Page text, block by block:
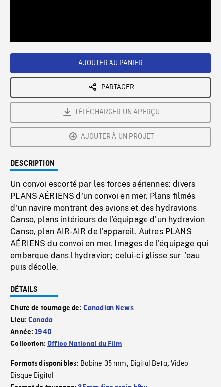
AJOUTER AU PANIER
PARTAGER
TÉLÉCHARGER UN APERÇU
AJOUTER À UN PROJET
DESCRIPTION
Un convoi escorté par les forces aériennes: divers
PLANS AÉRIENS d'un convoi en mer. Plans filmés
d'un navire montrant des avions et des hydravions
Canso, plans intérieurs de l'équipage d'un hydravion
Canso, plan AIR-AIR de l'appareil. Autres PLANS
AÉRIENS du convoi en mer. Images de l'équipage qui
embarque dans l'hydravion; celui-ci glisse sur l'eau
puis décolle.
DÉTAILS
Chute de tournage de: Canadian News
Lieu:Canada
Année:1940
Collection:Office National du Film
Formats disponibles: Bobine 35 mm, Digital Beta,Video
Disque Digital